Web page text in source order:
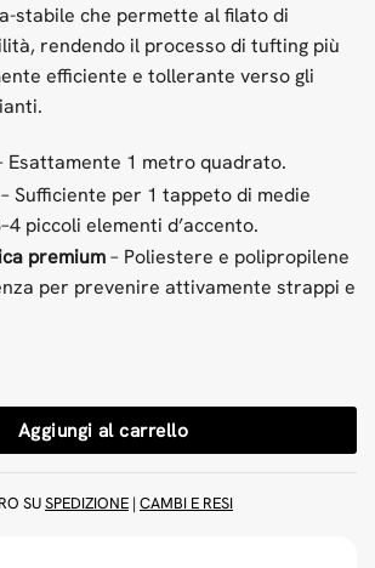
stabile che permette al filato di
rendendo il processo di tufting più
efficiente e tollerante verso gli
Esattamente 1 metro quadrato.
Sufficiente per 1 tappeto di medie
piccoli elementi d’accento.
premium– Poliestere e polipropilene
per prevenire attivamente strappi e
100x100cm quantità
Aggiungi al carrello
SUSPEDIZIONE | CAMBI E RESI